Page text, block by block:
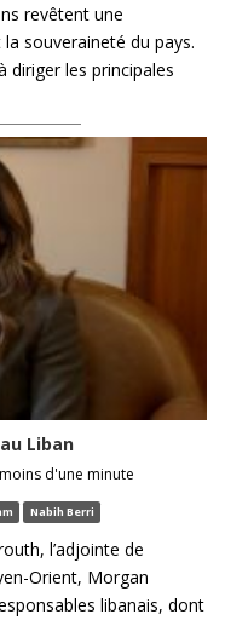
revêtent une
souveraineté du pays.
diriger les principales
Liban
d'une minute
Nabih Berri
l’adjointe de
Orient, Morgan
libanais, dont